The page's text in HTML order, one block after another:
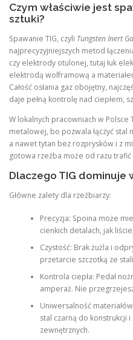
Czym właściwie jest
sztuki?
Spawanie TIG, czyli Tungsten Inert
najprecyzyjniejszych metod
czy elektrody otulonej, tutaj łuk
elektrodą wolframową a
Całość osłania gaz obojętny,
daje pełną kontrolę nad ciepłem,
W lokalnych pracowniach w Polsce
metalowej, bo pozwala łączyć stal
a nawet tytan bez rozprysków i z
gotowa rzeźba może od razu
Dlaczego TIG
Główne zalety dla rzeźbiarzy:
Precyzja: Spoina może
cienkich detalach, jak
Czystość: Brak żużla i
przetarcie szczotką ze
Kontrola ciepła: Pedał
amperaż. Nie
Uniwersalność
stal czarną do konstrukcji
zewnętrznych.